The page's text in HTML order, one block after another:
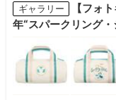
ギャラリー
【フォ
年“スパークリング